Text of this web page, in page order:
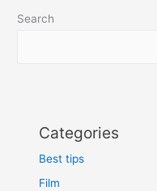
होगी
Search
Categories
Best tips
Film